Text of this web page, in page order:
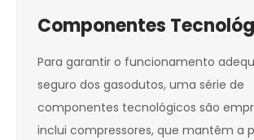
Componentes
Para garantir o funcionamento
seguro dos gasodutos, uma série de
componentes tecnológicos são
inclui compressores, que mantêm a